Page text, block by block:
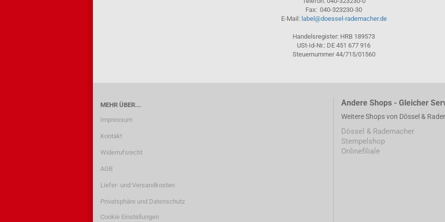
Fax: 040-323230-30
E-Mail: label@doessel-rademacher.de
Handelsregister: HRB 189573
USt-Id-Nr.: DE 451 677 916
Steuernummer 44/715/01560
MEHR ÜBER...
Impressum
Kontakt
Widerrufsrecht
AGB
Liefer- und Versandkosten
Privatsphäre und Datenschutz
Cookie Einstellungen
Andere Shops - Gleicher
Weitere Shops von Dössel &
Dössel & Rademacher
Stempelshop
Onlinefiliale